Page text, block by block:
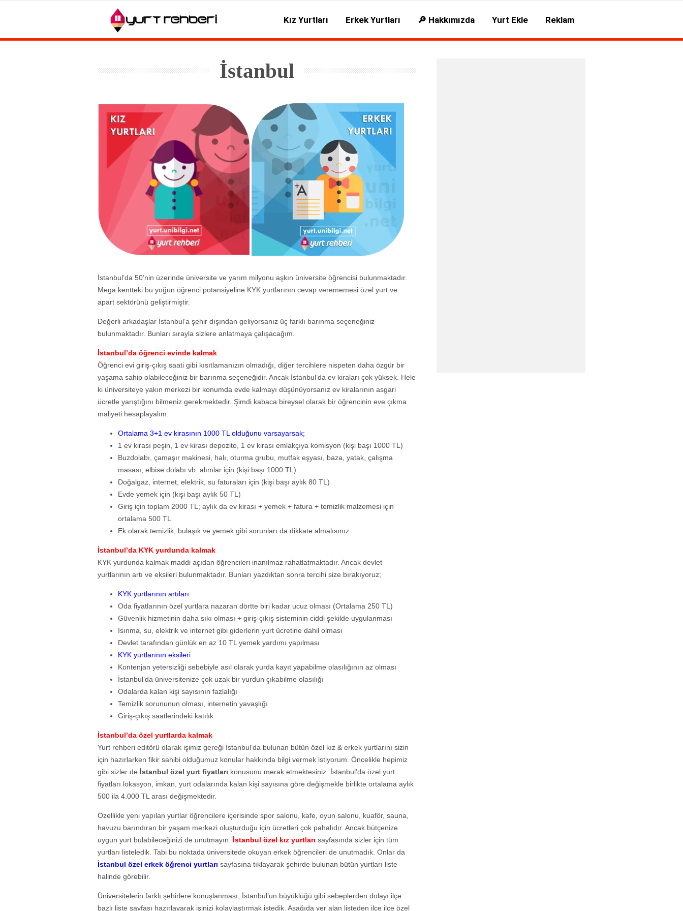
Kız Yurtları Erkek Yurtları 🔎 Hakkımızda Yurt Ekle Reklam
İstanbul
İstanbul’da 50’nin üzerinde üniversite ve yarım milyonu aşkın üniversite öğrencisi bulunmaktadır.
Mega kentteki bu yoğun öğrenci potansiyeline KYK yurtlarının cevap verememesi özel yurt ve
apart sektörünü geliştirmiştir.
Değerli arkadaşlar İstanbul’a şehir dışından geliyorsanız üç farklı barınma seçeneğiniz
bulunmaktadır. Bunları sırayla sizlere anlatmaya çalışacağım.
İstanbul’da öğrenci evinde kalmak
Öğrenci evi giriş-çıkış saati gibi kısıtlamanızın olmadığı, diğer tercihlere nispeten daha özgür bir
yaşama sahip olabileceğiniz bir barınma seçeneğidir. Ancak İstanbul’da ev kiraları çok yüksek. Hele
ki üniversiteye yakın merkezi bir konumda evde kalmayı düşünüyorsanız ev kiralarının asgari
ücretle yarıştığını bilmeniz gerekmektedir. Şimdi kabaca bireysel olarak bir öğrencinin eve çıkma
maliyeti hesaplayalım.
Ortalama 3+1 ev kirasının 1000 TL olduğunu varsayarsak;
1 ev kirası peşin, 1 ev kirası depozito, 1 ev kirası emlakçıya komisyon (kişi başı 1000 TL)
Buzdolabı, çamaşır makinesi, halı, oturma grubu, mutfak eşyası, baza, yatak, çalışma
masası, elbise dolabı vb. alımlar için (kişi başı 1000 TL)
Doğalgaz, internet, elektrik, su faturaları için (kişi başı aylık 80 TL)
Evde yemek için (kişi başı aylık 50 TL)
Giriş için toplam 2000 TL; aylık da ev kirası + yemek + fatura + temizlik malzemesi için
ortalama 500 TL
Ek olarak temizlik, bulaşık ve yemek gibi sorunları da dikkate almalısınız.
İstanbul’da KYK yurdunda kalmak
KYK yurdunda kalmak maddi açıdan öğrencileri inanılmaz rahatlatmaktadır. Ancak devlet
yurtlarının artı ve eksileri bulunmaktadır. Bunları yazdıktan sonra tercihi size bırakıyoruz;
KYK yurtlarının artıları
Oda fiyatlarının özel yurtlara nazaran dörtte biri kadar ucuz olması (Ortalama 250 TL)
Güvenlik hizmetinin daha sıkı olması + giriş-çıkış sisteminin ciddi şekilde uygulanması
Isınma, su, elektrik ve internet gibi giderlerin yurt ücretine dahil olması
Devlet tarafından günlük en az 10 TL yemek yardımı yapılması
KYK yurtlarının eksileri
Kontenjan yetersizliği sebebiyle asıl olarak yurda kayıt yapabilme olasılığının az olması
İstanbul’da üniversitenize çok uzak bir yurdun çıkabilme olasılığı
Odalarda kalan kişi sayısının fazlalığı
Temizlik sorununun olması, internetin yavaşlığı
Giriş-çıkış saatlerindeki katılık
İstanbul’da özel yurtlarda kalmak
Yurt rehberi editörü olarak işimiz gereği İstanbul’da bulunan bütün özel kız & erkek yurtlarını sizin
için hazırlarken fikir sahibi olduğumuz konular hakkında bilgi vermek istiyorum. Öncelikle hepimiz
gibi sizler de İstanbul özel yurt fiyatları konusunu merak etmektesiniz. İstanbul’da özel yurt
fiyatları lokasyon, imkan, yurt odalarında kalan kişi sayısına göre değişmekle birlikte ortalama aylık
500 ila 4.000 TL arası değişmektedir.
Özellikle yeni yapılan yurtlar öğrencilere içerisinde spor salonu, kafe, oyun salonu, kuaför, sauna,
havuzu barındıran bir yaşam merkezi oluşturduğu için ücretleri çok pahalıdır. Ancak bütçenize
uygun yurt bulabileceğinizi de unutmayın. İstanbul özel kız yurtları sayfasında sizler için tüm
yurtları listeledik. Tabi bu noktada üniversitede okuyan erkek öğrencileri de unutmadık. Onlar da
İstanbul özel erkek öğrenci yurtları sayfasına tıklayarak şehirde bulunan bütün yurtları liste
halinde görebilir.
Üniversitelerin farklı şehirlere konuşlanması, İstanbul’un büyüklüğü gibi sebeplerden dolayı ilçe
bazlı liste sayfası hazırlayarak işinizi kolaylaştırmak istedik. Aşağıda yer alan listeden ilçe ilçe özel